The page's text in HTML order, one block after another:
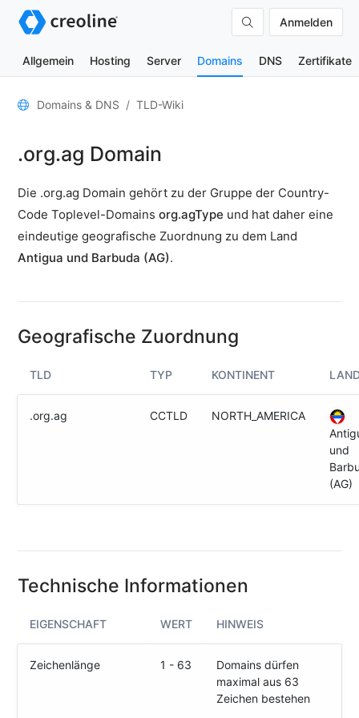
Anmelden
Allgemein Hosting Server Domains DNS Zertifikate
Allgemein
Kontakte
TLD-
TOOLS
Lookup
HTTP-
(IPv4
Responsible
RESSOURCEN
Domains & DNS TLD-Wiki
.org.ag Domain
Die .org.ag Domain gehört zu der Gruppe der Country-
Code Toplevel-Domains org.agType und hat daher eine
eindeutige geografische Zuordnung zu dem Land
Antigua und Barbuda (AG).
Geografische Zuordnung
TLD TYP KONTINENT
.org.ag CCTLD
NORTH_AMERICA
und
(AG)
Technische Informationen
EIGENSCHAFT WERT HINWEIS
Zeichenlänge 1 - 63
Domains dürfen
maximal aus 63
Zeichen bestehen